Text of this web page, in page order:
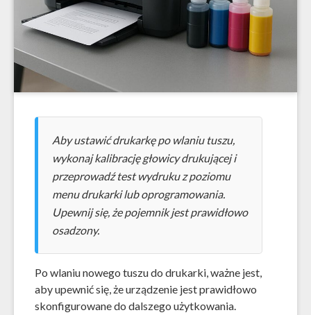
Aby ustawić drukarkę po wlaniu tuszu,
wykonaj kalibrację głowicy drukującej i
przeprowadź test wydruku z poziomu
menu drukarki lub oprogramowania.
Upewnij się, że pojemnik jest prawidłowo
osadzony.
Po wlaniu nowego tuszu do drukarki, ważne jest,
aby upewnić się, że urządzenie jest prawidłowo
skonfigurowane do dalszego użytkowania.